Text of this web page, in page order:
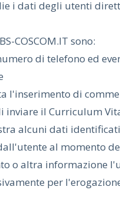
i dati degli utenti
COSCOM.IT sono:
di telefono ed
l'inserimento di
inviare il Curriculum
alcuni dati
al momento
o altra informazione
per